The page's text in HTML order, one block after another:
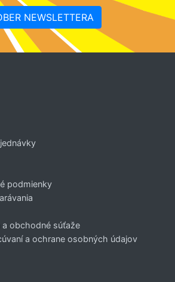
NEWSLETTERA
podmienky
a obchodné súťaže
a ochrane osobných údajov